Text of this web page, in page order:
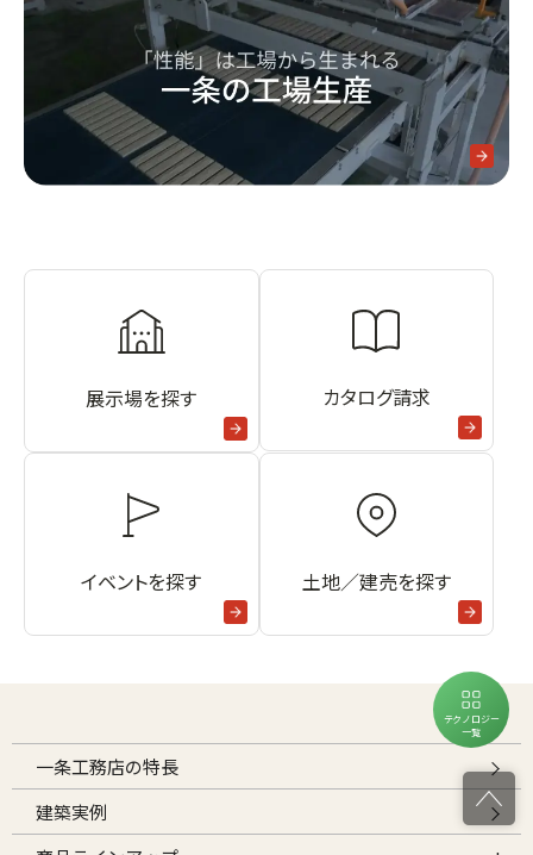
テクノロジー
一覧
展示場を探す カタログ請求
イベントを探す 土地／建売を探す
一条工務店の特長
建築実例